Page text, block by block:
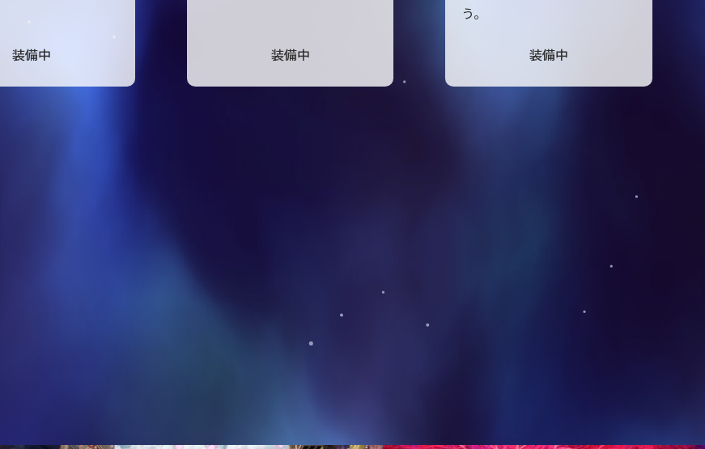
装備中 装備中
う。
装備中